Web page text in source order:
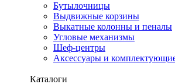
Бутылочницы
Выдвижные корзины
Выкатные колонны и пеналы
Угловые механизмы
Шеф-центры
Аксессуары и
Каталоги